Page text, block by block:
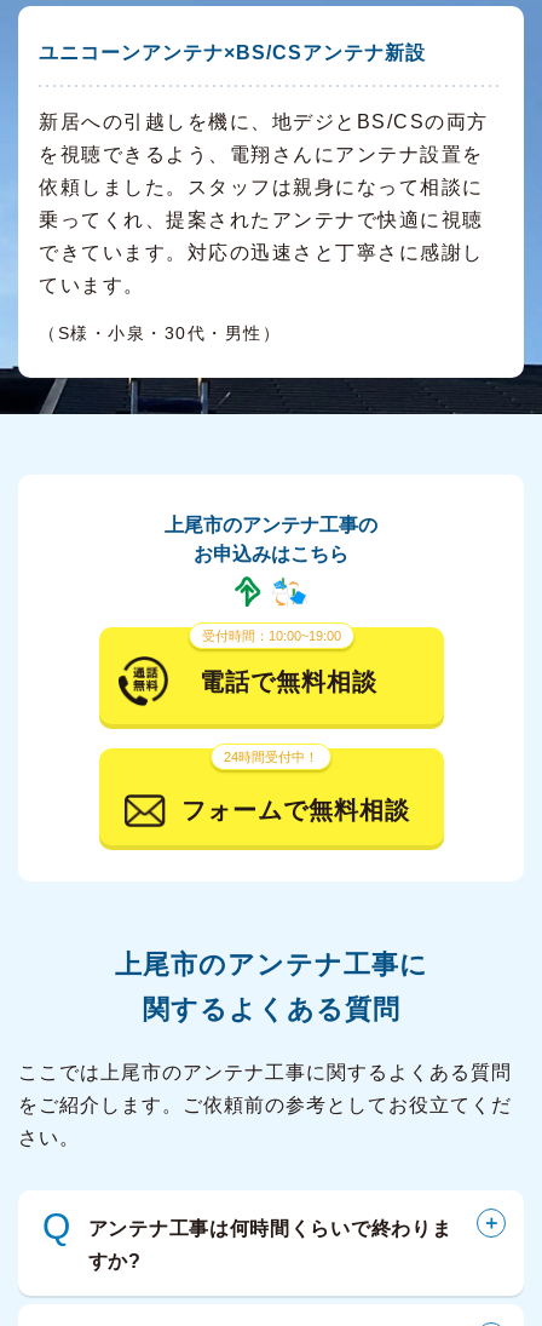
ユニコーンアンテナ×BS/CSアンテナ新設
新居への引越しを機に、地デジとBS/CSの両方
を視聴できるよう、電翔さんにアンテナ設置を
依頼しました。スタッフは親身になって相談に
乗ってくれ、提案されたアンテナで快適に視聴
できています。対応の迅速さと丁寧さに感謝し
ています。
（S様・小泉・30代・男性）
上尾市のアンテナ工事の
お申込みはこちら
受付時間：10:00~19:00
電話で無料相談
24時間受付中！
フォームで無料相談
上尾市のアンテナ工事に
関するよくある質問
ここでは上尾市のアンテナ工事に関するよくある質問
をご紹介します。ご依頼前の参考としてお役立てくだ
さい。
Q
アンテナ工事は何時間くらいで終わりま
すか?